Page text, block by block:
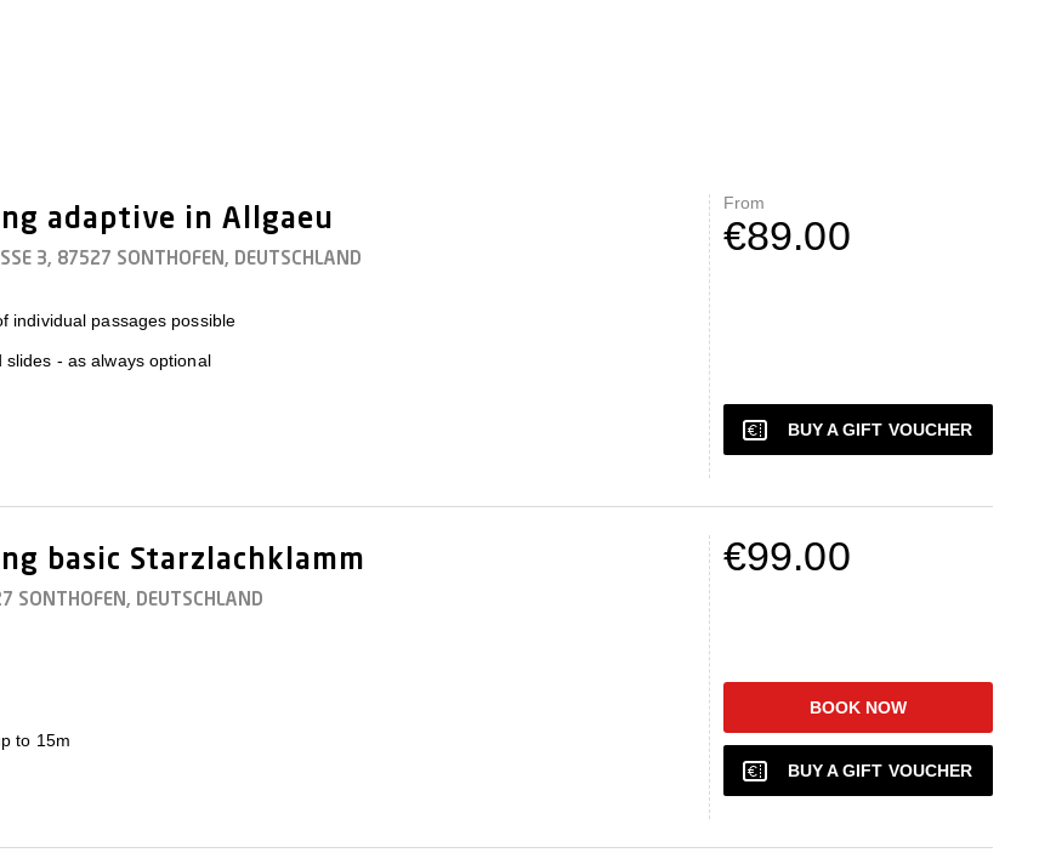
adaptive in Allgaeu
3, 87527 SONTHOFEN, DEUTSCHLAND
individual passages possible
slides - as always optional
From
€89.00
BUY A GIFT VOUCHER
basic Starzlachklamm
SONTHOFEN, DEUTSCHLAND
to 15m
€99.00
BOOK NOW
BUY A GIFT VOUCHER